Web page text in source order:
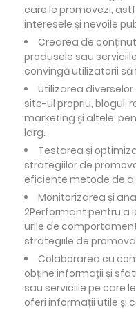
care le promovezi,
interesele și nevoile
Crearea de
produsele sau
convingă utilizatorii să
Utilizarea
site-ul propriu, blogul,
marketing și altele,
larg.
Testarea și
strategiilor de
eficiente metode de a
Monitorizarea și
2Performant pentru a
urile de
strategiile de
Colaborarea cu
obține informații și
sau serviciile pe care
oferi informații utile și